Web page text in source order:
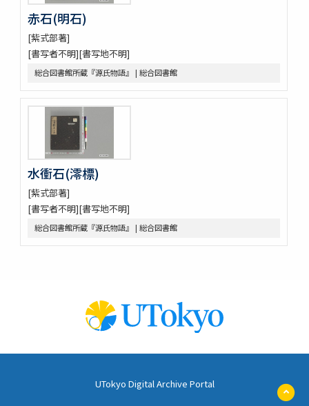
赤石(明石)
[紫式部著]
[書写者不明][書写地不明]
総合図書館所蔵『源氏物語』 | 総合図書館
水衝石(澪標)
[紫式部著]
[書写者不明][書写地不明]
総合図書館所蔵『源氏物語』 | 総合図書館
UTokyo Digital Archive Portal
ペ